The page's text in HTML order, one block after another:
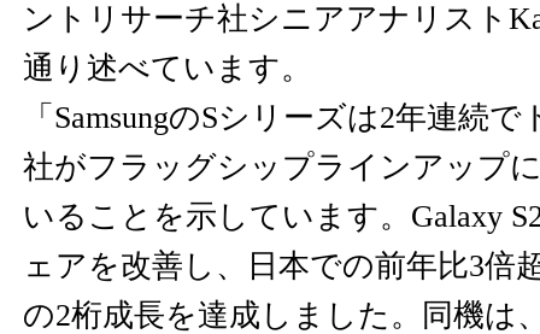
ントリサーチ社シニアアナリスト
通り述べています。
「SamsungのSシリーズは2年連続
社がフラッグシップラインアップ
いることを示しています。Galaxy
ェアを改善し、日本での前年比3倍
の2桁成長を達成しました。同機は